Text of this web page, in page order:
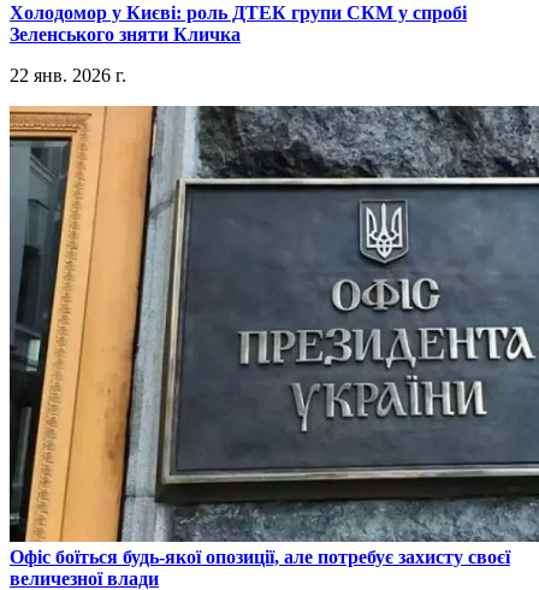
​Холодомор у Києві: роль ДТЕК групи СКМ у спробі
Зеленського зняти Кличка
22 янв. 2026 г.
​Офіс боїться будь-якої опозиції, але потребує захисту своєї
величезної влади